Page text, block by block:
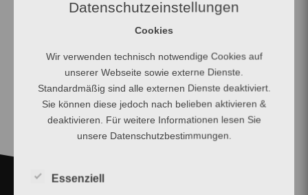
Datenschutzeinstellungen
Cookies
Wir verwenden technisch notwendige Cookies auf
unserer Webseite sowie externe Dienste.
Standardmäßig sind alle externen Dienste deaktiviert.
Sie können diese jedoch nach belieben aktivieren &
deaktivieren. Für weitere Informationen lesen Sie
unsere Datenschutzbestimmungen.
Essenziell